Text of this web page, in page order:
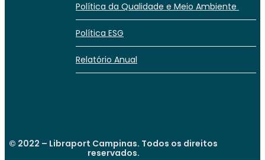
Política da Qualidade e Meio Ambiente
Política ESG
Relatório Anual
© 2022 – Libraport Campinas. Todos os direitos
reservados.